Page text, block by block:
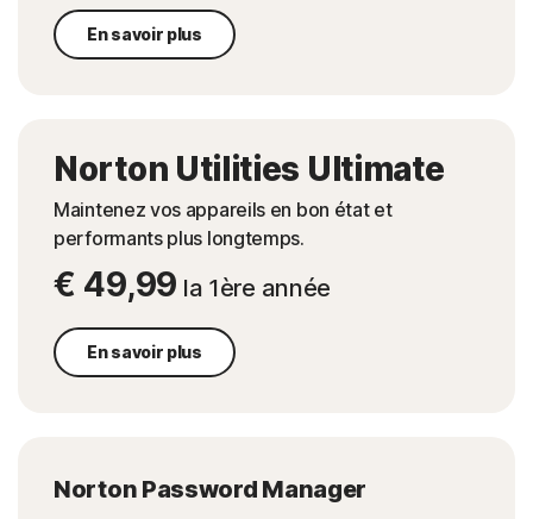
En savoir plus
Norton Utilities Ultimate
Maintenez vos appareils en bon état et
performants plus longtemps.
€ 49,99 la 1ère année
En savoir plus
Norton Password Manager